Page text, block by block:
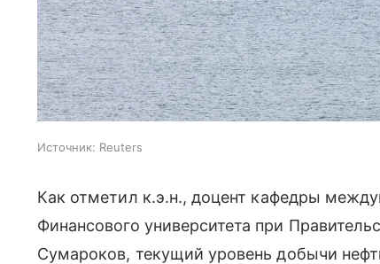
Источник: Reuters
Как отметил к.э.н., доцент кафедры
Финансового университета при
Сумароков, текущий уровень добычи